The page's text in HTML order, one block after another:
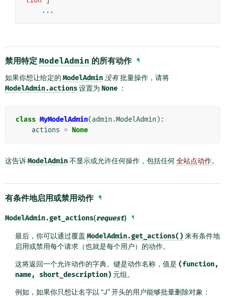
...
禁用特定 ModelAdmin 的所有动作 ¶
如果你想让给定的 ModelAdmin 没有批量操作，请将
ModelAdmin.actions设置为 None ：
class MyModelAdmin(admin .ModelAdmin ):
actions = None
这告诉ModelAdmin不显示或允许任何操作，包括任何全站点动作。
有条件地启用或禁用动作 ¶
ModelAdmin.get_actions(request) ¶
最后，你可以通过覆盖 ModelAdmin.get_actions() 来有条件地
启用或禁用每个请求（也就是每个用户）的动作。
这将返回一个允许动作的字典。键是动作名称，值是 (function,
name,
short_description) 元组。
例如，如果你只想让名字以 “J” 开头的用户能够批量删除对象：